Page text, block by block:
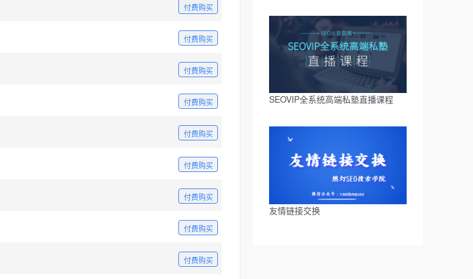
付费购买
付费购买
付费购买
付费购买
付费购买
付费购买
付费购买
付费购买
付费购买
SEOVIP全系统高端私塾直播课程
友情链接交换